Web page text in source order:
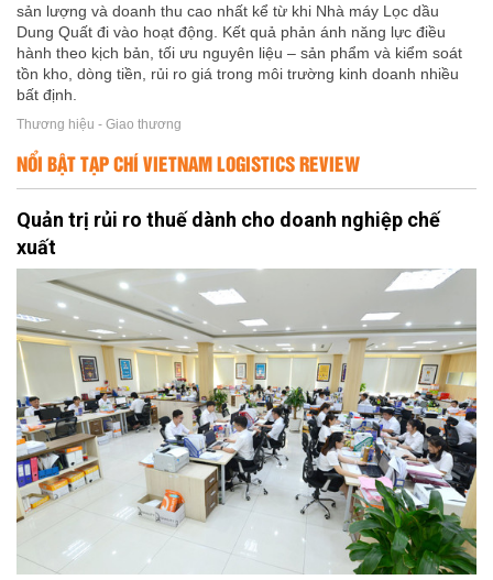
sản lượng và doanh thu cao nhất kể từ khi Nhà máy Lọc dầu
Dung Quất đi vào hoạt động. Kết quả phản ánh năng lực điều
hành theo kịch bản, tối ưu nguyên liệu – sản phẩm và kiểm soát
tồn kho, dòng tiền, rủi ro giá trong môi trường kinh doanh nhiều
bất định.
Thương hiệu - Giao thương
NỔI BẬT TẠP CHÍ VIETNAM LOGISTICS REVIEW
Quản trị rủi ro thuế dành cho doanh nghiệp chế
xuất